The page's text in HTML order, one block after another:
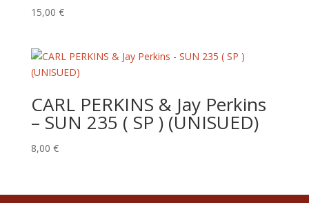
15,00 €
CARL PERKINS & Jay Perkins
– SUN 235 ( SP ) (UNISUED)
8,00 €